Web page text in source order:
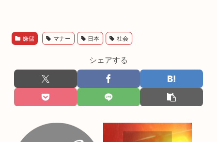
嫌儲 マナー 日本 社会
シェアする